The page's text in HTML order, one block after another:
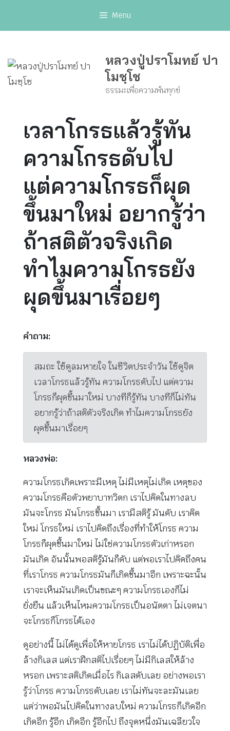
Menu
หลวงปู่ปราโมทย์ ปา
โมชฺโช
ธรรมะเพื่อความพ้นทุกข์
เวลาโกรธแล้วรู้ทัน
ความโกรธดับไป
แต่ความโกรธก็ผุด
ขึ้นมาใหม่ อยากรู้ว่า
ถ้าสติตัวจริงเกิด
ทำไมความโกรธยัง
ผุดขึ้นมาเรื่อยๆ
คำถาม:
สมถะ ใช้ดูลมหายใจ ในชีวิตประจำวัน ใช้ดูจิต
เวลาโกรธแล้วรู้ทัน ความโกรธดับไป แต่ความ
โกรธก็ผุดขึ้นมาใหม่ บางทีก็รู้ทัน บางทีก็ไม่ทัน
อยากรู้ว่าถ้าสติตัวจริงเกิด ทำไมความโกรธยัง
ผุดขึ้นมาเรื่อยๆ
หลวงพ่อ:
ความโกรธเกิดเพราะมีเหตุ ไม่มีเหตุไม่เกิด เหตุของ
ความโกรธคือตัวพยาบาทวิตก เราไปคิดในทางลบ
มันจะโกรธ มันโกรธขึ้นมา เรามีสติรู้ มันดับ เราคิด
ใหม่ โกรธใหม่ เราไปคิดถึงเรื่องที่ทำให้โกรธ ความ
โกรธก็ผุดขึ้นมาใหม่ ไม่ใช่ความโกรธตัวเก่าหรอก
มันเกิด อันนั้นพอสติรู้มันก็ดับ แต่พอเราไปคิดถึงคน
ที่เราโกรธ ความโกรธมันก็เกิดขึ้นมาอีก เพราะฉะนั้น
เราจะเห็นมันเกิดเป็นขณะๆ ความโกรธเองก็ไม่
ยั่งยืน แล้วเห็นไหมความโกรธเป็นอนัตตา ไม่เจตนา
จะโกรธก็โกรธได้เอง
ดูอย่างนี้ ไม่ได้ดูเพื่อให้หายโกรธ เราไม่ได้ปฏิบัติเพื่อ
ล้างกิเลส แต่เราฝึกสติไปเรื่อยๆ ไม่มีกิเลสให้ล้าง
หรอก เพราะสติเกิดเมื่อไร กิเลสดับเลย อย่างพอเรา
รู้ว่าโกรธ ความโกรธดับเลย เราไม่ทันจะละมันเลย
แต่ว่าพอมันไปคิดในทางลบใหม่ ความโกรธก็เกิดอีก
เกิดอีก รู้อีก เกิดอีก รู้อีกไป ถึงจุดหนึ่งมันเฉลียวใจ